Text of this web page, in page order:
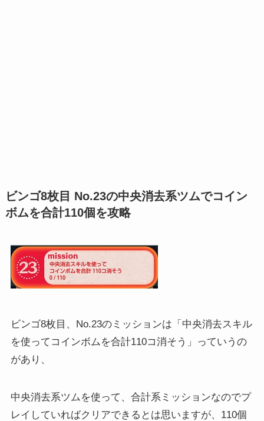
ビンゴ8枚目 No.23の中央消去系ツムでコイン
ボムを合計110個を攻略
ビンゴ8枚目、No.23のミッションは「中央消去スキル
を使ってコインボムを合計110コ消そう」っていうの
があり、
中央消去系ツムを使って、合計系ミッションなのでプ
レイしていればクリアできるとは思いますが、110個